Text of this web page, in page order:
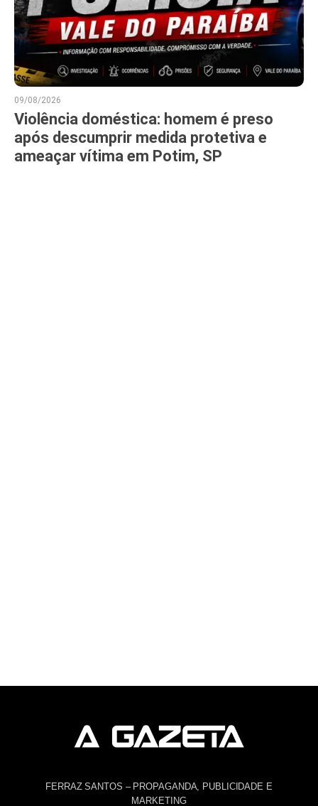
09/08/2026
Violência doméstica: homem é preso
após descumprir medida protetiva e
ameaçar vítima em Potim, SP
FERRAZ SANTOS – PROPAGANDA, PUBLICIDADE E
MARKETING